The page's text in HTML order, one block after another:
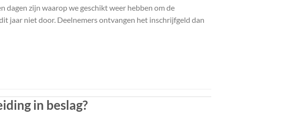
dagen zijn waarop we geschikt weer hebben om de
jaar niet door. Deelnemers ontvangen het inschrijfgeld dan
in beslag?